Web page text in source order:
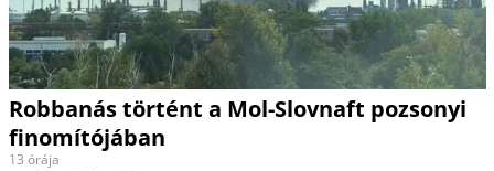
Robbanás történt a Mol-Slovnaft pozsonyi
finomítójában
13 órája